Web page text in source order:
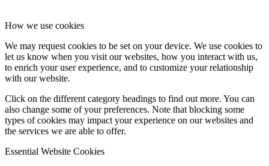
How we use cookies
We may request cookies to be set on your device. We use cookies to
let us know when you visit our websites, how you interact with us,
to enrich your user experience, and to customize your relationship
with our website.
Click on the different category headings to find out more. You can
also change some of your preferences. Note that blocking some
types of cookies may impact your experience on our websites and
the services we are able to offer.
Essential Website Cookies